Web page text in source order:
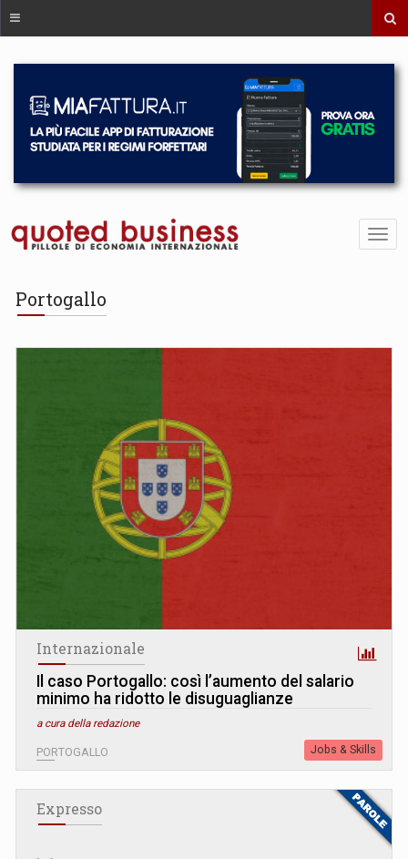
Portogallo
Internazionale
Il caso Portogallo: così l’aumento del salario
minimo ha ridotto le disuguaglianze
a cura della redazione
PORTOGALLO Jobs & Skills
Expresso